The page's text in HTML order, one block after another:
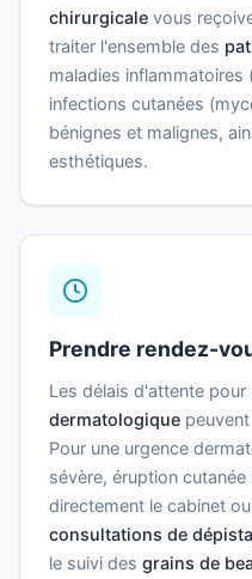
chirurgicale vous
traiter l'ensemble des
maladies inflammatoires
infections cutanées
bénignes et malignes,
esthétiques.
Prendre rendez-
Les délais d'attente pour
dermatologique
Pour une urgence
sévère, éruption
directement le cabinet
consultations de
le suivi des grains de